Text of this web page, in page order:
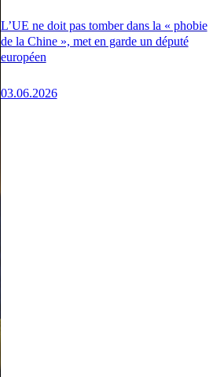
L’UE ne doit pas tomber dans la « phobie
de la Chine », met en garde un député
européen
03.06.2026